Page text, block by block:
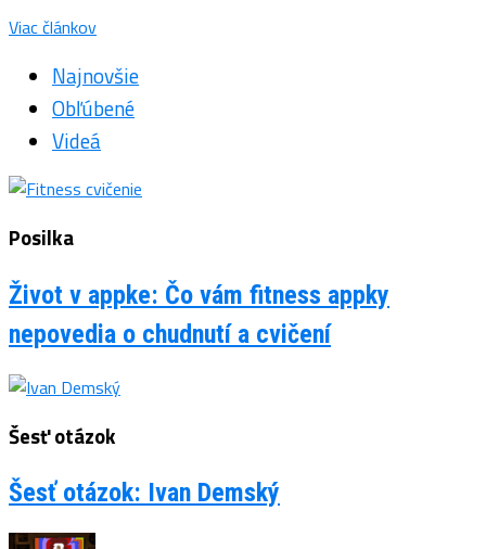
Viac článkov
Najnovšie
Obľúbené
Videá
Posilka
Život v appke: Čo vám fitness appky
nepovedia o chudnutí a cvičení
Šesť otázok
Šesť otázok: Ivan Demský